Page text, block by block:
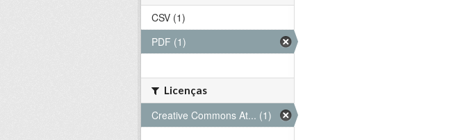
CSV (1)
PDF (1)
Licenças
Creative Commons At... (1)